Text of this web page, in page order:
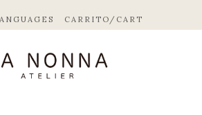
CARRITO/CART